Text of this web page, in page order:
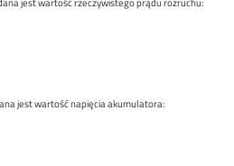
jest wartość napięcia akumulatora: